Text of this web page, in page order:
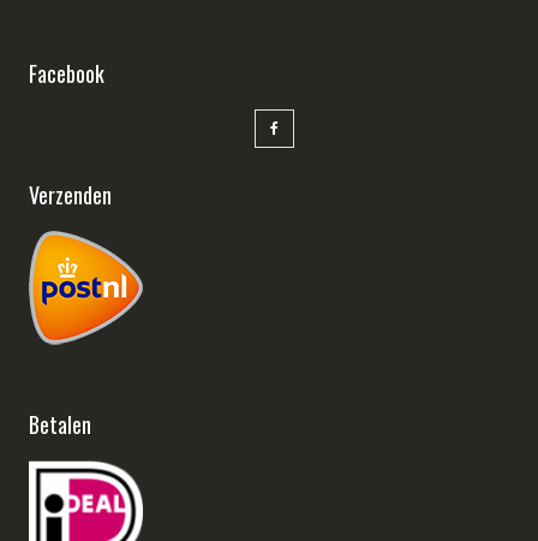
Facebook
Verzenden
Betalen